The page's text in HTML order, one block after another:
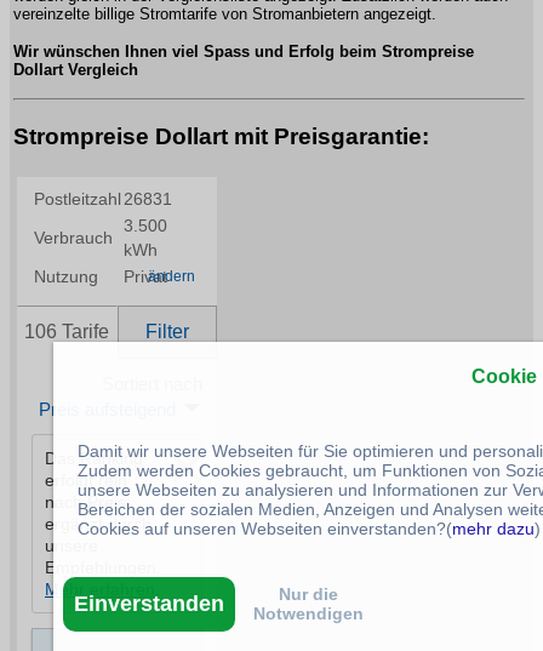
vereinzelte billige Stromtarife von Stromanbietern angezeigt.
Wir wünschen Ihnen viel Spass und Erfolg beim Strompreise
Dollart Vergleich
Strompreise Dollart mit Preisgarantie:
Cookie
Damit wir unsere Webseiten für Sie optimieren und
Zudem werden Cookies gebraucht, um Funktionen von
unsere Webseiten zu analysieren und Informationen zur
Bereichen der sozialen Medien, Anzeigen und Analysen
Cookies auf unseren Webseiten einverstanden?(mehr dazu)
Einverstanden
Nur die
Notwendigen